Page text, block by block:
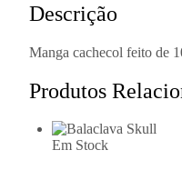
Descrição
Manga cachecol feito de
Produtos
Em Stock